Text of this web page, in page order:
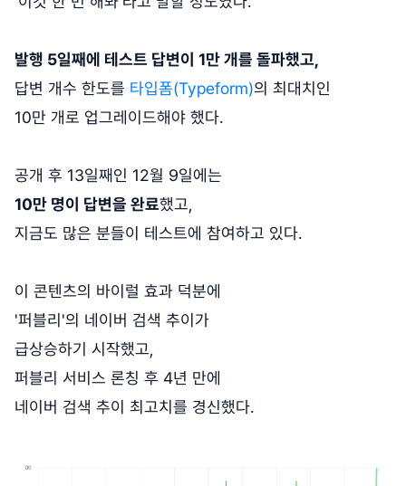
발행 5일째에 테스트 답변이 1만 개를 돌파했고,
답변 개수 한도를 타입폼(Typeform)의 최대치인
10만 개로 업그레이드해야 했다.
공개 후 13일째인 12월 9일에는
10만 명이 답변을 완료했고,
지금도 많은 분들이 테스트에 참여하고 있다.
이 콘텐츠의 바이럴 효과 덕분에
'퍼블리'의 네이버 검색 추이가
급상승하기 시작했고,
퍼블리 서비스 론칭 후 4년 만에
네이버 검색 추이 최고치를 경신했다.